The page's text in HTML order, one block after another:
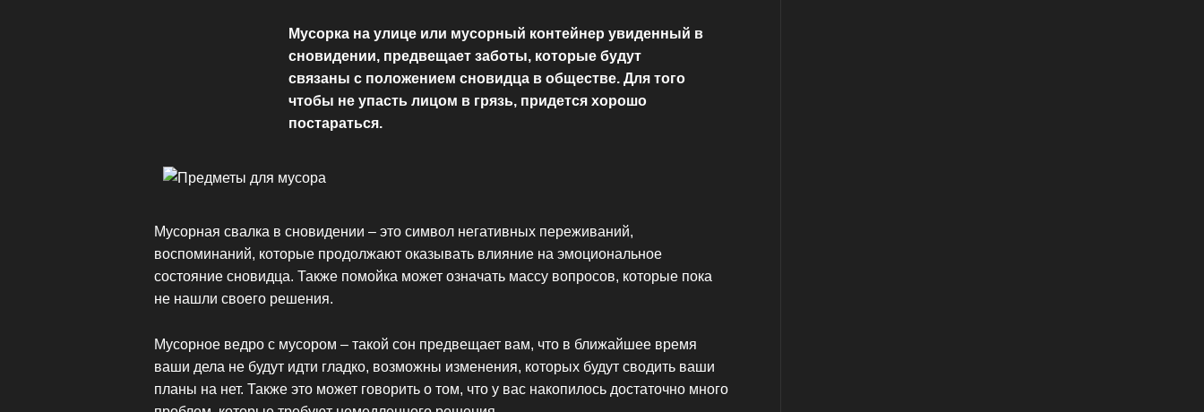
Мусорка на улице или мусорный контейнер увиденный в
сновидении, предвещает заботы, которые будут
связаны с положением сновидца в обществе. Для того
чтобы не упасть лицом в грязь, придется хорошо
постараться.
Мусорная свалка в сновидении – это символ негативных переживаний,
воспоминаний, которые продолжают оказывать влияние на эмоциональное
состояние сновидца. Также помойка может означать массу вопросов, которые пока
не нашли своего решения.
Мусорное ведро с мусором – такой сон предвещает вам, что в ближайшее время
ваши дела не будут идти гладко, возможны изменения, которых будут сводить ваши
планы на нет. Также это может говорить о том, что у вас накопилось достаточно много